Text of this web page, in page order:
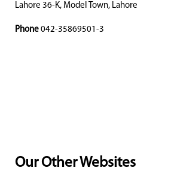
Lahore 36-K, Model Town, Lahore
Phone 042-35869501-3
Our Other Websites